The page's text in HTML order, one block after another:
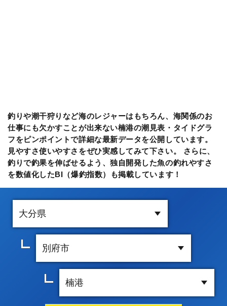
釣りや潮干狩りなど海のレジャーはもちろん、海関係のお
仕事にも欠かすことが出来ない楠港の潮見表・タイドグラ
フをピンポイントで詳細な最新データを公開しています。
見やすさ使いやすさをぜひ実感してみて下さい。 さらに、
釣りで釣果を伸ばせるよう、独自開発した魚の釣れやすさ
を数値化したBI（爆釣指数）も掲載しています！